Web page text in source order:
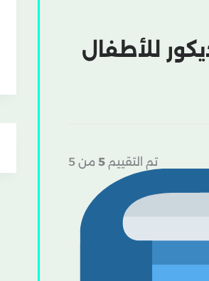
للأطفال
تم التقييم 5 من 5